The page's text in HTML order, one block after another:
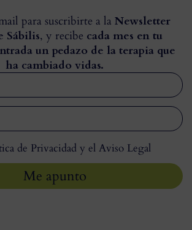
para suscribirte a la Newsletter
Sábilis, y recibe cada mes en tu
un pedazo de la terapia que
ha cambiado vidas.
de Privacidad y el Aviso Legal
Me apunto